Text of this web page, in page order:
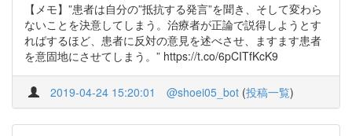
【メモ】”患者は自分の”抵抗する発言”を聞き、そして変わら
ないことを決意してしまう。治療者が正論で説得しようとす
ればするほど、患者に反対の意見を述べさせ、ますます患者
を意固地にさせてしまう。” https://t.co/6pCITfKcK9
2019-04-24 15:20:01 @shoei05_bot (投稿一覧)